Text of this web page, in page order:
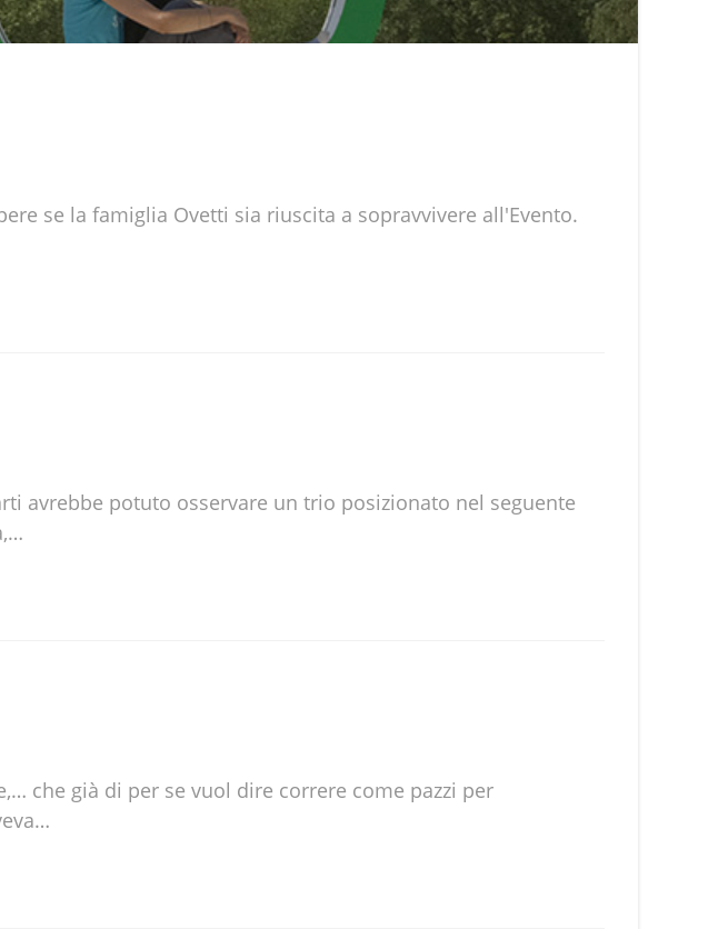
se la famiglia Ovetti sia riuscita a sopravvivere all'Evento.
avrebbe potuto osservare un trio posizionato nel seguente
che già di per se vuol dire correre come pazzi per